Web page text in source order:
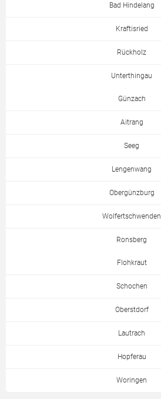
Bad Hindelang
Kraftisried
Rückholz
Unterthingau
Günzach
Aitrang
Seeg
Lengenwang
Obergünzburg
Wolfertschwenden
Ronsberg
Flohkraut
Schochen
Oberstdorf
Lautrach
Hopferau
Woringen